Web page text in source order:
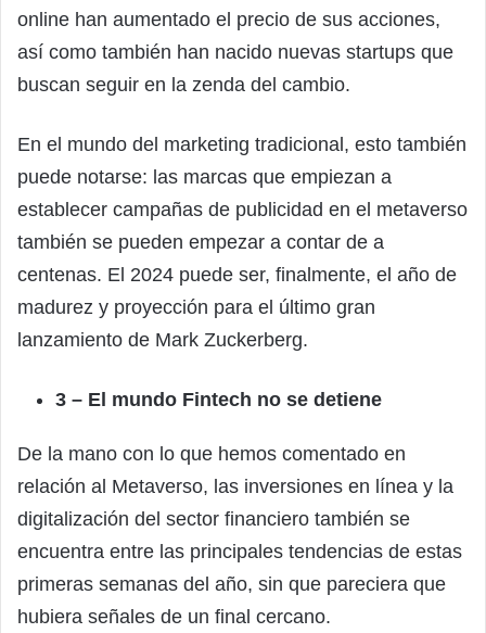
online han aumentado el precio de sus acciones,
así como también han nacido nuevas startups que
buscan seguir en la zenda del cambio.
En el mundo del marketing tradicional, esto también
puede notarse: las marcas que empiezan a
establecer campañas de publicidad en el metaverso
también se pueden empezar a contar de a
centenas. El 2024 puede ser, finalmente, el año de
madurez y proyección para el último gran
lanzamiento de Mark Zuckerberg.
3 – El mundo Fintech no se detiene
De la mano con lo que hemos comentado en
relación al Metaverso, las inversiones en línea y la
digitalización del sector financiero también se
encuentra entre las principales tendencias de estas
primeras semanas del año, sin que pareciera que
hubiera señales de un final cercano.